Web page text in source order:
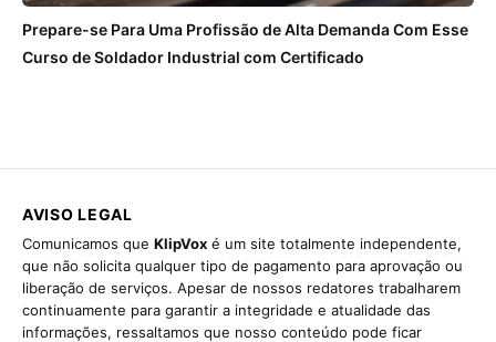
Prepare-se Para Uma Profissão de Alta Demanda Com Esse
Curso de Soldador Industrial com Certificado
AVISO LEGAL
Comunicamos que KlipVox é um site totalmente independente,
que não solicita qualquer tipo de pagamento para aprovação ou
liberação de serviços. Apesar de nossos redatores trabalharem
continuamente para garantir a integridade e atualidade das
informações, ressaltamos que nosso conteúdo pode ficar